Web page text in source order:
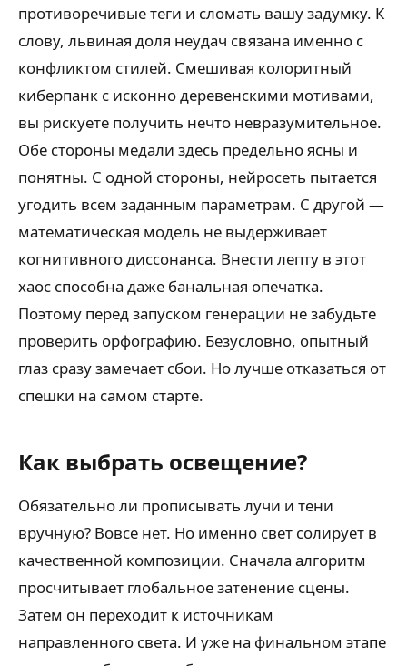
противоречивые теги и сломать вашу задумку. К
слову, львиная доля неудач связана именно с
конфликтом стилей. Смешивая колоритный
киберпанк с исконно деревенскими мотивами,
вы рискуете получить нечто невразумительное.
Обе стороны медали здесь предельно ясны и
понятны. С одной стороны, нейросеть пытается
угодить всем заданным параметрам. С другой —
математическая модель не выдерживает
когнитивного диссонанса. Внести лепту в этот
хаос способна даже банальная опечатка.
Поэтому перед запуском генерации не забудьте
проверить орфографию. Безусловно, опытный
глаз сразу замечает сбои. Но лучше отказаться от
спешки на самом старте.
Как выбрать освещение?
Обязательно ли прописывать лучи и тени
вручную? Вовсе нет. Но именно свет солирует в
качественной композиции. Сначала алгоритм
просчитывает глобальное затенение сцены.
Затем он переходит к источникам
направленного света. И уже на финальном этапе